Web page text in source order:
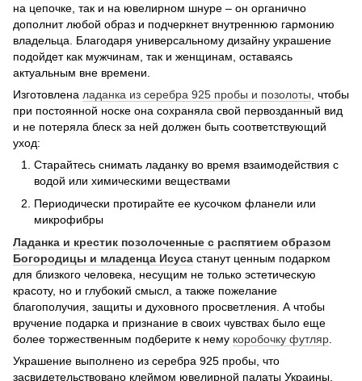
на цепочке, так и на ювелирном шнуре – он органично
дополнит любой образ и подчеркнет внутреннюю гармонию
владельца. Благодаря универсальному дизайну украшение
подойдет как мужчинам, так и женщинам, оставаясь
актуальным вне времени.
Изготовлена ладанка из серебра 925 пробы и позолоты , чтобы
при постоянной носке она сохраняла свой первозданный вид
и не потеряла блеск за ней должен быть соответствующий
уход:
Старайтесь снимать ладанку во время взаимодействия с
водой или химическими веществами
Периодически протирайте ее кусочком фланели или
микрофибры
Ладанка и крестик позолоченные с распятием образом
Богородицы и младенца Исуса станут ценным подарком
для близкого человека, несущим не только эстетическую
красоту, но и глубокий смысл, а также пожелание
благополучия, защиты и духовного просветления. А чтобы
вручение подарка и признание в своих чувствах было еще
более торжественным подберите к нему коробочку футляр.
Украшение выполнено из серебра 925 пробы, что
засвидетельствовано клеймом ювелирной палаты Украины.